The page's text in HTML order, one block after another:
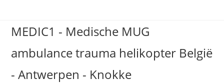
MEDIC1 - Medische MUG
ambulance trauma helikopter België
- Antwerpen - Knokke